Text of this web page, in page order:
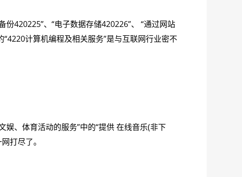
420225”、“电子数据存储420226”、 “通过网站
计算机编程及相关服务”是与互联网行业密不
娱、体育活动的服务”中的“提供 在线音乐(非下
打尽了。